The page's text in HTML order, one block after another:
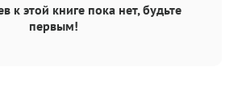
к этой книге пока нет, будьте
первым!